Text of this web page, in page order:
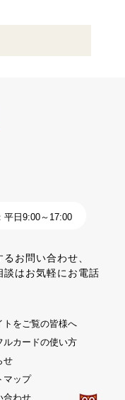
平日9:00～17:00
お問い合わせ、
談はお気軽にお電話
トをご覧の皆様へ
ルカードの使い方
せ
マップ
合わせ